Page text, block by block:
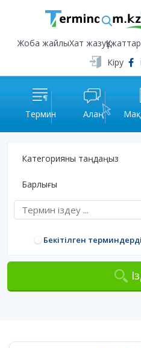
Жоба жайлыХат жазуҚұжаттар
Кіру
Термин Алаң
Категорияны таңдаңыз
Барлығы
Бекітілген терминдерді